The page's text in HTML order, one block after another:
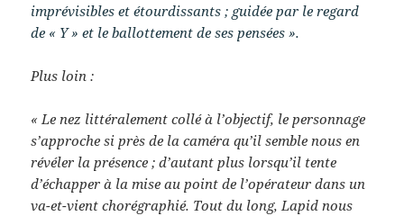
imprévisibles et étourdissants ; guidée par le regard
de « Y » et le ballottement de ses pensées ».
Plus loin :
« Le nez littéralement collé à l’objectif, le personnage
s’approche si près de la caméra qu’il semble nous en
révéler la présence ; d’autant plus lorsqu’il tente
d’échapper à la mise au point de l’opérateur dans un
va-et-vient chorégraphié. Tout du long, Lapid nous